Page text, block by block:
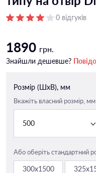
0 відгуків
1890 грн.
Знайшли дешевше?
Розмір (ШxВ), мм
Вкажіть власний розмір, мм
500
Або оберіть стандартний
300х1500